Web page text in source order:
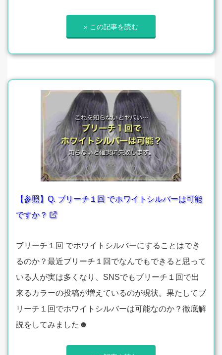
» この記事を読む
【参照】Q. ブリーチ１回 でホワイトシルバーは可能
ですか？
ブリーチ１回 でホワイトシルバーにすることはでき
るのか？最近ブリーチ１回でなんでもできると思って
いる人が実は多くなり、SNSでもブリーチ１回で出
来るカラーの投稿が増えているのが現状。果たしてブ
リーチ１回でホワイトシルバーは可能なのか？徹底解
説をしてみました☻